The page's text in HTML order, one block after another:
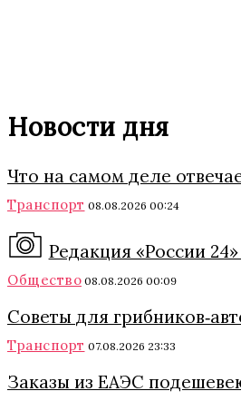
Новости дня
Что на самом деле
Транспорт 08.08.2026 00:24
Редакция «России
Общество 08.08.2026 00:09
Советы для
Транспорт 07.08.2026 23:33
Заказы из ЕАЭС